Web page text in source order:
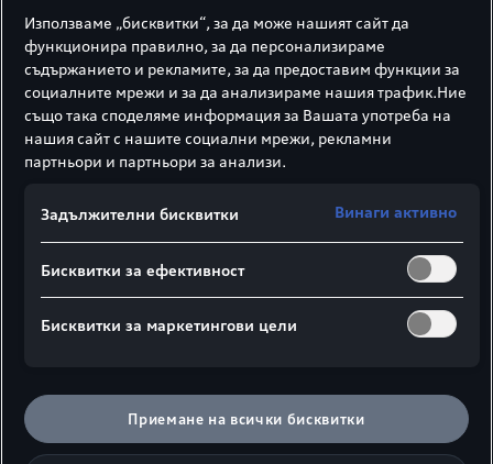
нивото на зареждане е между 30% и
80%.
Използваме „бисквитки“, за да може нашият сайт да
функционира правилно, за да персонализираме
съдържанието и рекламите, за да предоставим функции за
социалните мрежи и за да анализираме нашия трафик.Ние
също така споделяме информация за Вашата употреба на
нашия сайт с нашите социални мрежи, рекламни
партньори и партньори за анализи.
Задължителни бисквитки Винаги активно
Бисквитки за ефективност
Бисквитки за маркетингови цели
Приемане на всички бисквитки